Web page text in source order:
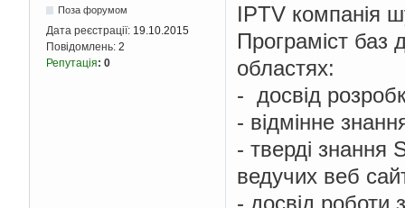
Поза форумом
Дата реєстрації: 19.10.2015
Повідомлень: 2
Репутація: 0
IPTV компанія
Програміст баз
областях:
- досвід
- відмінне
- тверді знання
ведучих веб
- досвід